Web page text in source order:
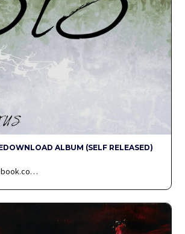
ALBUM (SELF RELEASED)